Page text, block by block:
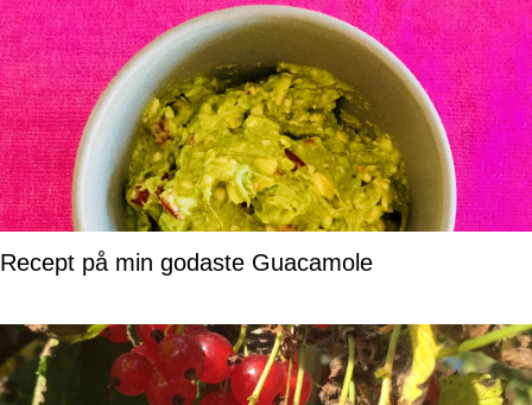
Recept på min godaste Guacamole